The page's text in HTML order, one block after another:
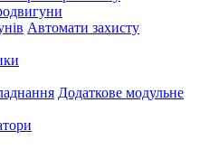
Автомати захисту
Додаткове модульне